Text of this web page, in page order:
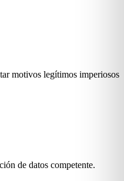
motivos legítimos imperiosos
de datos competente.